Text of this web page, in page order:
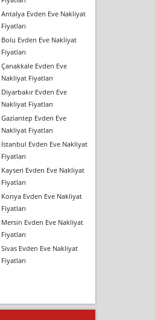
Antalya Evden Eve Nakliyat
Fiyatları
Bolu Evden Eve Nakliyat
Fiyatları
Çanakkale Evden Eve
Nakliyat Fiyatları
Diyarbakır Evden Eve
Nakliyat Fiyatları
Gaziantep Evden Eve
Nakliyat Fiyatları
İstanbul Evden Eve Nakliyat
Fiyatları
Kayseri Evden Eve Nakliyat
Fiyatları
Konya Evden Eve Nakliyat
Fiyatları
Mersin Evden Eve Nakliyat
Fiyatları
Sivas Evden Eve Nakliyat
Fiyatları